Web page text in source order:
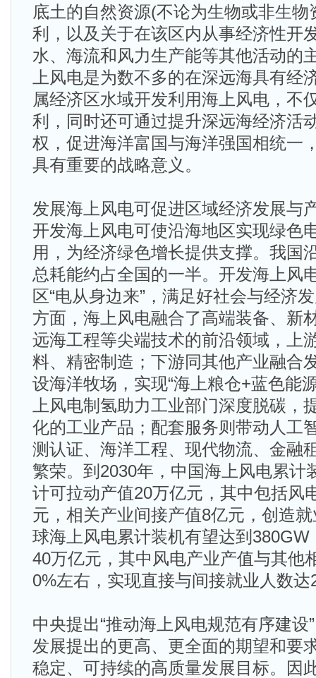
底土的自然资源(不论为生物或非生
利，以及关于在该区内从事经济性开
水、海流和风力生产能等其他活动的
上风电是为数不多的在深远海具有经
属经济区水域开发利用海上风电，不
利，同时还可通过提升深远海经济活
权，促进海洋富国与海洋强国相统一
具有重要的战略意义。
发展海上风电可促进区域经济发展与
开发海上风电可使沿海地区实现绿色
用，为经济绿色增长提供支撑。我国
总耗能约占全国的一半。开发海上风
区“电从身边来”，满足好社会与经济
方面，海上风电融合了高端装备、新
远海工程等尖端技术的前沿领域，上
料、精密制造；下游同其他产业融合
设海洋牧场，实现“海上粮仓+蓝色能
上风电制氢助力工业部门深度脱碳，
化的工业产品；配套服务则带动人工
测认证、海洋工程、现代物流、金融
繁荣。到2030年，中国海上风电累计
计可拉动产值20万亿元，其中包括风
元，相关产业间接产值8亿元，创造
球海上风电累计装机有望达到
40万亿元，其中风电产业产值与其他
0%左右，实现直接与间接就业人数达
中央提出“推动海上风电规范有序建设
发展提出的更高、更全面的期望和要
稳定、可持续的高质量发展目标。因